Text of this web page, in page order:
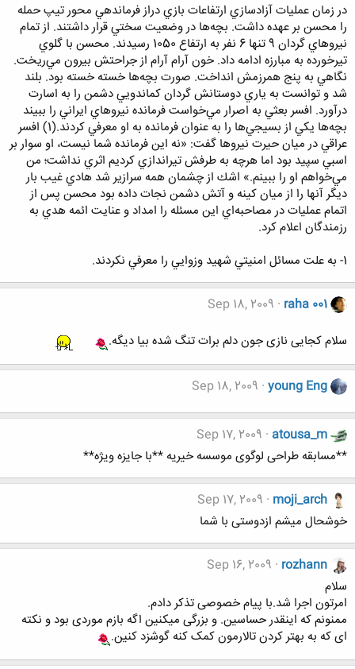
در زمان عمليات آزادسازي ارتفاعات بازي دراز فرماندهي محور تيپ حمله
را محسن بر عهده داشت. بچه‌ها در وضعيت سختي قرار داشتند. از تمام
نيروهاي گردان 9 تنها 6 نفر به ارتفاع 1050 رسيدند. محسن با گلوي
تيرخورده به مبارزه ادامه داد. خون آرام آرام از جراحتش بيرون مي‌ريخت.
نگاهي به پنج همرزمش انداخت. صورت بچه‌ها خسته خسته بود. بلند
شد و توانست به ياري دوستانش گردان كماندويي دشمن را به اسارت
درآورد. افسر بعثي به اصرار مي‌خواست فرمانده نيروهاي ايراني را ببيند
بچه‌ها يكي از بسيجي‌ها را به عنوان فرمانده به او معرفي كردند.(1) افسر
عراقي در ميان حيرت نيروها گفت: «نه اين فرمانده شما نيست، ‌او سوار بر
اسبي سپيد بود اما هرچه به طرفش تيراندازي كرديم اثري نداشت؛‌ من
مي‌خواهم او را ببينم.» اشك از چشمان همه سرازير شد هادي غيب بار
ديگر آنها را از ميان كينه و آتش دشمن نجات داده بود محسن پس از
اتمام عمليات در مصاحبه‌اي اين مسئله را امداد و عنايت ائمه هدي به
رزمندگان اعلام كرد.
1- به علت مسائل امنيتي شهید وزوايي را معرفي نکردند.
raha 001
Sep 18, 2009
سلام کجایی نازی جون دلم برات تنگ شده بیا دیگه.
young Eng
Sep 18, 2009
atousa_m
Sep 17, 2009
**مسابقه طراحی لوگوی موسسه خیریه **با جایزه ویژه**
moji_arch
Sep 17, 2009
خوشحال میشم ازدوستی با شما
rozhann
Sep 16, 2009
سلام
امرتون اجرا شد.با پیام خصوصی تذکر دادم.
ممنونم که اینقدر حساسین. و بزرگی میکنین اگه بازم موردی بود و نکته
ای که به بهتر کردن تالارمون کمک کنه گوشزد کنین.